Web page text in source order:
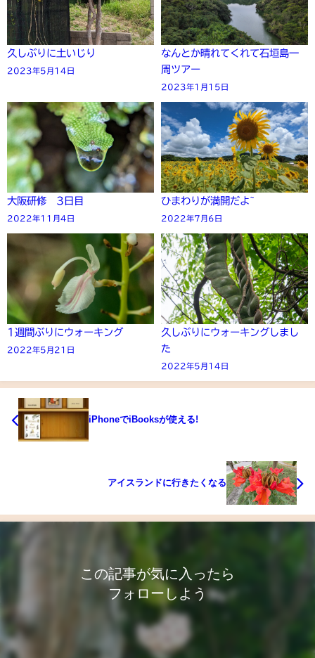
久しぶりに土いじり
2023年5月14日
なんとか晴れてくれて石垣島一
周ツアー
2023年1月15日
大阪研修 3日目
2022年11月4日
ひまわりが満開だよ~
2022年7月6日
1週間ぶりにウォーキング
2022年5月21日
久しぶりにウォーキングしまし
た
2022年5月14日
iPhoneでiBooksが使える!
アイスランドに行きたくなる
この記事が気に入ったら
フォローしよう